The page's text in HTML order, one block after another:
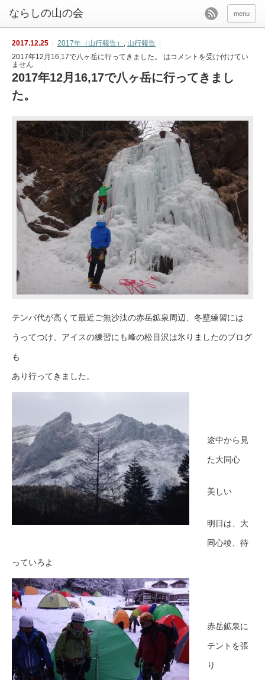
menu
2017.12.25 2017年（山行報告） , 山行報告
2017年12月16,17で八ヶ岳に行ってきました。 はコメントを受け付けてい
ません
2017年12月16,17で八ヶ岳に行ってきまし
た。
テンバ代が高くて最近ご無沙汰の赤岳鉱泉周辺、冬壁練習には
うってつけ、アイスの練習にも峰の松目沢は氷りましたのブログ
も
あり行ってきました。
途中から見
た大同心
美しい
明日は、大
同心稜、待
っていろよ
赤岳鉱泉に
テントを張
り